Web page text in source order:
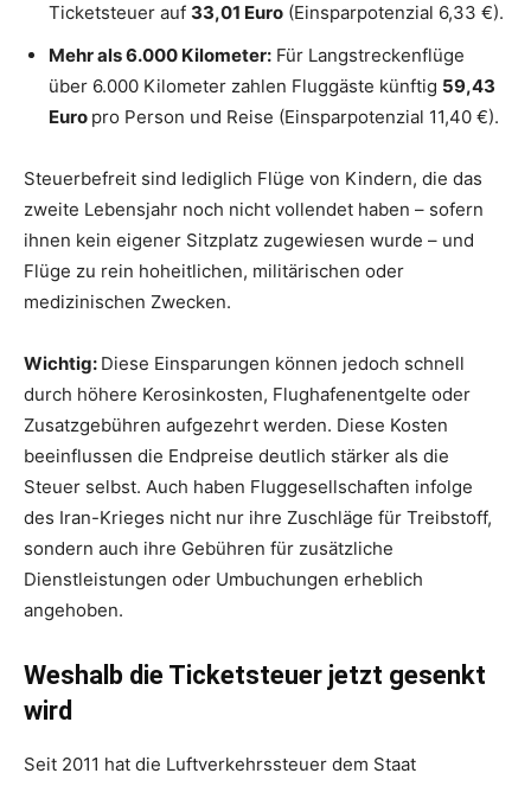
Ticketsteuer auf 33,01 Euro (Einsparpotenzial 6,33 €).
Mehr als 6.000 Kilometer: Für Langstreckenflüge
über 6.000 Kilometer zahlen Fluggäste künftig 59,43
Euro pro Person und Reise (Einsparpotenzial 11,40 €).
Steuerbefreit sind lediglich Flüge von Kindern, die das
zweite Lebensjahr noch nicht vollendet haben – sofern
ihnen kein eigener Sitzplatz zugewiesen wurde – und
Flüge zu rein hoheitlichen, militärischen oder
medizinischen Zwecken.
Wichtig: Diese Einsparungen können jedoch schnell
durch höhere Kerosinkosten, Flughafenentgelte oder
Zusatzgebühren aufgezehrt werden. Diese Kosten
beeinflussen die Endpreise deutlich stärker als die
Steuer selbst. Auch haben Fluggesellschaften infolge
des Iran-Krieges nicht nur ihre Zuschläge für Treibstoff,
sondern auch ihre Gebühren für zusätzliche
Dienstleistungen oder Umbuchungen erheblich
angehoben.
Weshalb die Ticketsteuer jetzt gesenkt
wird
Seit 2011 hat die Luftverkehrssteuer dem Staat